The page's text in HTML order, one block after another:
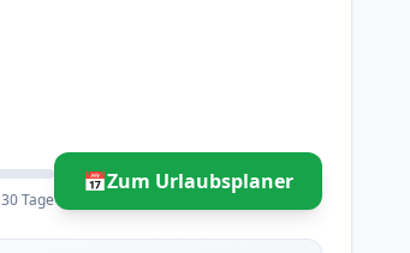
30 Tage
📅Zum Urlaubsplaner